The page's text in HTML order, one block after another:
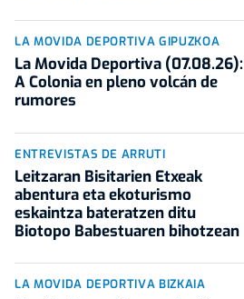
LA MOVIDA DEPORTIVA GIPUZKOA
La Movida Deportiva (07.08.26):
A Colonia en pleno volcán de
rumores
ENTREVISTAS DE ARRUTI
Leitzaran Bisitarien Etxeak
abentura eta ekoturismo
eskaintza bateratzen ditu
Biotopo Babestuaren bihotzean
LA MOVIDA DEPORTIVA BIZKAIA